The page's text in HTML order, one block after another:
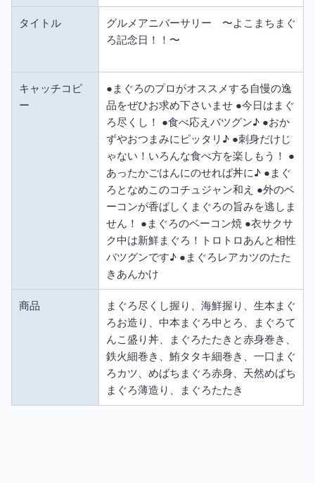
タイトル
グルメアニバーサリー 〜よこまちまぐ
ろ記念日！！〜
キャッチコピ
ー
●まぐろのプロがオススメする自慢の逸
品をぜひお求め下さいませ ●今日はまぐ
ろ尽くし！ ●食べ応えバツグン♪ ●おか
ずやおつまみにピッタリ♪ ●刺身だけじ
ゃない！いろんな食べ方を楽しもう！ ●
あったかごはんにのせれば丼に♪ ●まぐ
ろとなめこのコチュジャン和え ●外のベ
ーコンが香ばしくまぐろの旨みを逃しま
せん！ ●まぐろのベーコン焼 ●衣サクサ
ク中は新鮮まぐろ！トロトロあんと相性
バツグンです♪ ●まぐろレアカツのたた
きあんかけ
商品
まぐろ尽くし握り、海鮮握り、生本まぐ
ろお造り、中本まぐろ中とろ、まぐろて
んこ盛り丼、まぐろたたきと赤身巻き、
鉄火細巻き、鮪タタキ細巻き、一口まぐ
ろカツ、めばちまぐろ赤身、天然めばち
まぐろ薄造り、まぐろたたき